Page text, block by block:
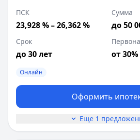
ПСК
23,928 % – 26,362 %
Сумма
до 50
Срок
до 30 лет от 30%
Онлайн
Оформить
Еще 1